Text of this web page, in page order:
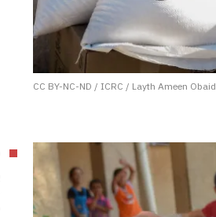
CC BY-NC-ND / ICRC / Layth Ameen Obaid